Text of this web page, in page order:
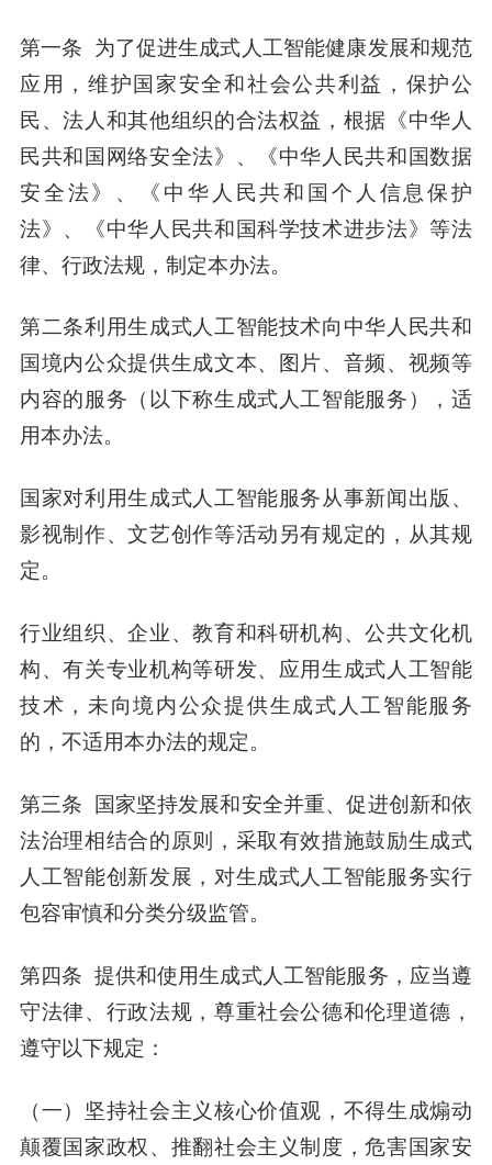
第一条 为了促进生成式人工智能健康发展和规范
应用，维护国家安全和社会公共利益，保护公
民、法人和其他组织的合法权益，根据《中华人
民共和国网络安全法》、《中华人民共和国数据
安全法》、《中华人民共和国个人信息保护
法》、《中华人民共和国科学技术进步法》等法
律、行政法规，制定本办法。
第二条利用生成式人工智能技术向中华人民共和
国境内公众提供生成文本、图片、音频、视频等
内容的服务（以下称生成式人工智能服务），适
用本办法。
国家对利用生成式人工智能服务从事新闻出版、
影视制作、文艺创作等活动另有规定的，从其规
定。
行业组织、企业、教育和科研机构、公共文化机
构、有关专业机构等研发、应用生成式人工智能
技术，未向境内公众提供生成式人工智能服务
的，不适用本办法的规定。
第三条 国家坚持发展和安全并重、促进创新和依
法治理相结合的原则，采取有效措施鼓励生成式
人工智能创新发展，对生成式人工智能服务实行
包容审慎和分类分级监管。
第四条 提供和使用生成式人工智能服务，应当遵
守法律、行政法规，尊重社会公德和伦理道德，
遵守以下规定：
（一）坚持社会主义核心价值观，不得生成煽动
颠覆国家政权、推翻社会主义制度，危害国家安